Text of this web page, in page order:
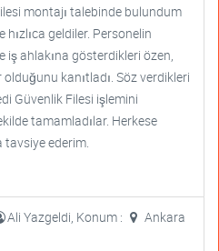
montajı talebinde bulundum
geldiler. Personelin
iş ahlakına gösterdikleri özen,
kanıtladı. Söz verdikleri
Güvenlik Filesi işlemini
tamamladılar. Herkese
tavsiye ederim.
Ali Yazgeldi, Konum :
Ankara